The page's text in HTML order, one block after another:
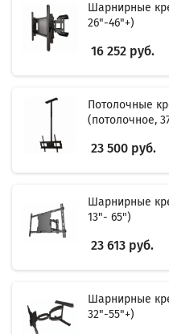
Шарнирные
26"-46"+)
16 252 руб.
Потолочные
(потолочное,
23 500 руб.
Шарнирные
13"- 65")
23 613 руб.
Шарнирные
32"-55"+)